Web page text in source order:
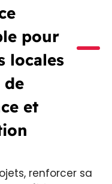
pour
locales
de
et
renforcer sa